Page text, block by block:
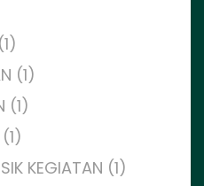
(1)
(1)
KEGIATAN (1)